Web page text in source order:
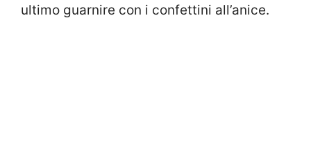
ultimo guarnire con i confettini all’anice.